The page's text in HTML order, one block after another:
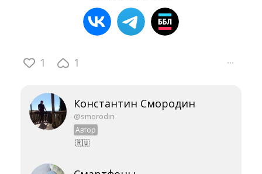
1 1 ···
Константин Смородин
@smorodin
Автор
🇷🇺